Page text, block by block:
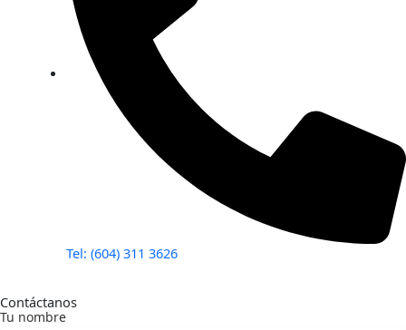
Tel: (604) 311 3626
Contáctanos
Tu nombre